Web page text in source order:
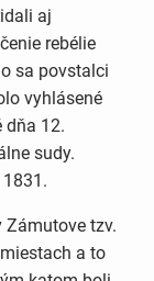
aj
rebélie
sa povstalci
vyhlásené
dňa 12.
sudy.
Zámutove tzv.
a to